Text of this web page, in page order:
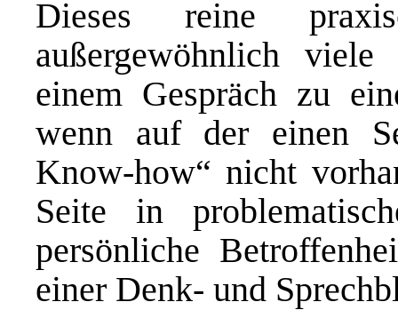
Dieses reine
außergewöhnlich
einem Gespräch zu
wenn auf der einen
Know-how“ nicht
Seite in
persönliche
einer Denk- und